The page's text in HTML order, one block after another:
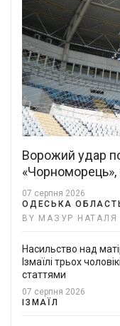
Ворожий удар
«Чорноморець»,
07 серпня 2026
ОДЕСЬКА
BY МАЗУР НАТАЛЯ
Насильство над
Ізмаїлі трьох
статтями
07 серпня 2026
ІЗМАЇЛ